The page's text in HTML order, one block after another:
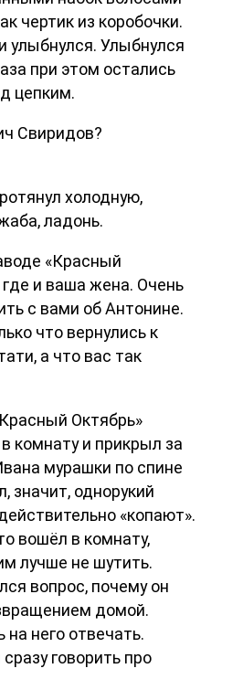
чертик из коробочки.
улыбнулся. Улыбнулся
при этом остались
цепким.
Свиридов?
холодную,
ладонь.
«Красный
и ваша жена. Очень
с вами об Антонине.
что вернулись к
а что вас так
Октябрь»
комнату и прикрыл за
мурашки по спине
значит, однорукий
«копают».
вошёл в комнату,
лучше не шутить.
вопрос, почему он
домой.
на него отвечать.
говорить про